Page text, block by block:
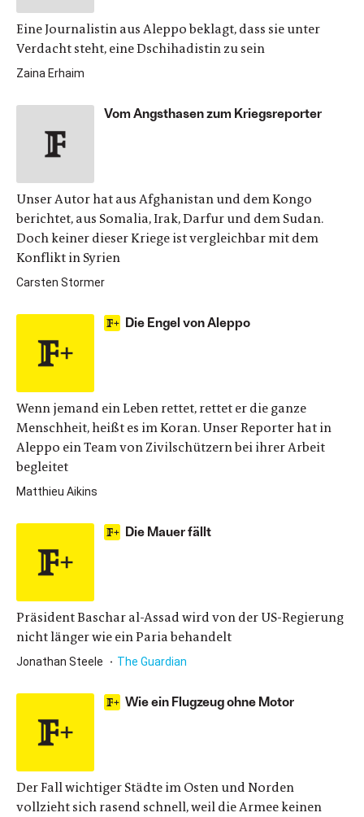
Eine Journalistin aus Aleppo beklagt, dass sie unter
Verdacht steht, eine Dschihadistin zu sein
Zaina Erhaim
Vom Angsthasen zum Kriegsreporter
Unser Autor hat aus Afghanistan und dem Kongo
berichtet, aus Somalia, Irak, Darfur und dem Sudan.
Doch keiner dieser Kriege ist vergleichbar mit dem
Konflikt in Syrien
Carsten Stormer
Die Engel von Aleppo
Wenn jemand ein Leben rettet, rettet er die ganze
Menschheit, heißt es im Koran. Unser Reporter hat in
Aleppo ein Team von Zivilschützern bei ihrer Arbeit
begleitet
Matthieu Aikins
Die Mauer fällt
Präsident Baschar al-Assad wird von der US-Regierung
nicht länger wie ein Paria behandelt
Jonathan Steele The Guardian
Wie ein Flugzeug ohne Motor
Der Fall wichtiger Städte im Osten und Norden
vollzieht sich rasend schnell, weil die Armee keinen